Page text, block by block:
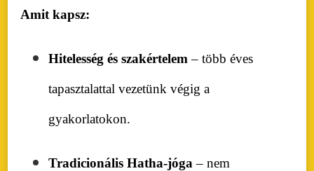
Amit kapsz:
Hitelesség és szakértelem – több éves
tapasztalattal vezetünk végig a
gyakorlatokon.
Tradicionális Hatha-jóga – nem